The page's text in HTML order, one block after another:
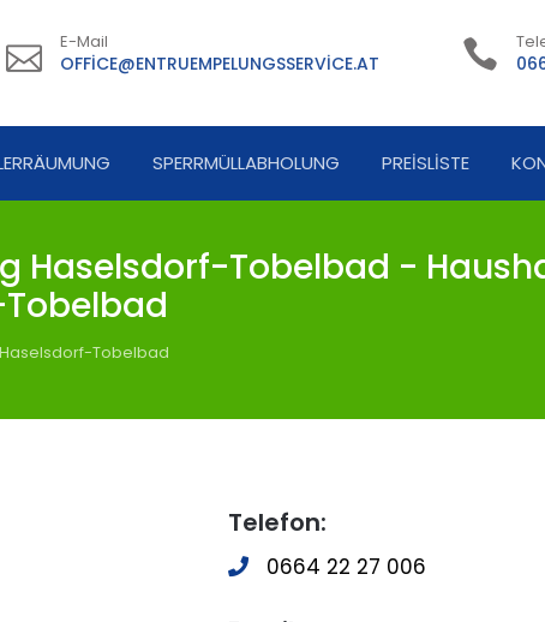
E-Mail
OFFICE@ENTRUEMPELUNGSSERVICE.AT
SPERRMÜLLABHOLUNG PREISLISTE
Haselsdorf-Tobelbad -
Haselsdorf-Tobelbad
Telefon:
0664 22 27 006